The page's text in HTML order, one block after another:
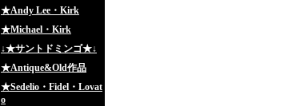
★Andy Lee・Kirk
★Michael・Kirk
↓★サントドミンゴ★↓
★Antique&Old作品
★Sedelio・Fidel・Lovat
o